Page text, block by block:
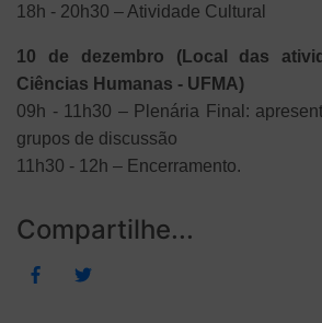
18h - 20h30 – Atividade Cultural
10 de dezembro (Local das
Ciências Humanas - UFMA)
09h - 11h30 – Plenária Final:
grupos de discussão
11h30 - 12h – Encerramento.
Compartilhe...